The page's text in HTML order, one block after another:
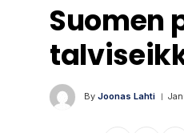
Suomen
By Joonas Lahti